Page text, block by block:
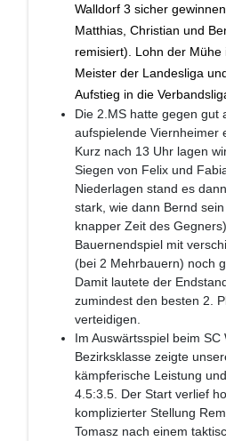
Walldorf 3 sicher
Matthias, Christian und
remisiert). Lohn der Mühe
Meister der Landesliga
Aufstieg in die
Die 2.MS hatte gegen gut
aufspielende Viernheimer
Kurz nach 13 Uhr lagen
Siegen von Felix und
Niederlagen stand es
stark, wie dann Bernd
knapper Zeit des
Bauernendspiel mit
(bei 2 Mehrbauern) noch
Damit lautete der
zumindest den besten 2.
verteidigen.
Im Auswärtsspiel beim SC
Bezirksklasse zeigte
kämpferische Leistung
4.5:3.5. Der Start verlief
komplizierter Stellung
Tomasz nach einem